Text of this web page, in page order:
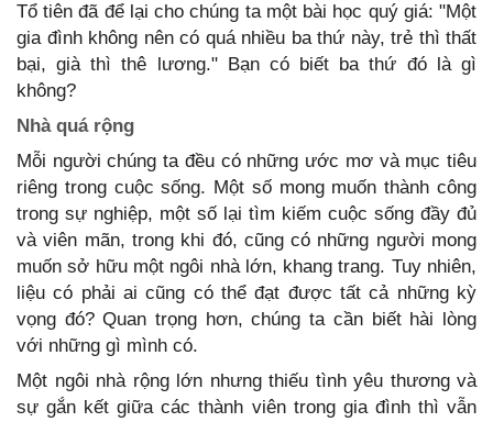
Tổ tiên đã để lại cho chúng ta một bài học quý giá: "Một
gia đình không nên có quá nhiều ba thứ này, trẻ thì thất
bại, già thì thê lương." Bạn có biết ba thứ đó là gì
không?
Nhà quá rộng
Mỗi người chúng ta đều có những ước mơ và mục tiêu
riêng trong cuộc sống. Một số mong muốn thành công
trong sự nghiệp, một số lại tìm kiếm cuộc sống đầy đủ
và viên mãn, trong khi đó, cũng có những người mong
muốn sở hữu một ngôi nhà lớn, khang trang. Tuy nhiên,
liệu có phải ai cũng có thể đạt được tất cả những kỳ
vọng đó? Quan trọng hơn, chúng ta cần biết hài lòng
với những gì mình có.
Một ngôi nhà rộng lớn nhưng thiếu tình yêu thương và
sự gắn kết giữa các thành viên trong gia đình thì vẫn